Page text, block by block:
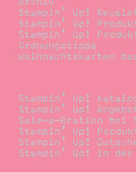
Stampin’ Up!
Stampin’ Up!
Stampin’ Up!
Ordnungstipps
Weihnachtskarten
Stampin’ Up!
Stampin’ Up!
Sale-a-Bration bei
Stampin’ Up!
Stampin’ Up!
Stampin’ Up! in der